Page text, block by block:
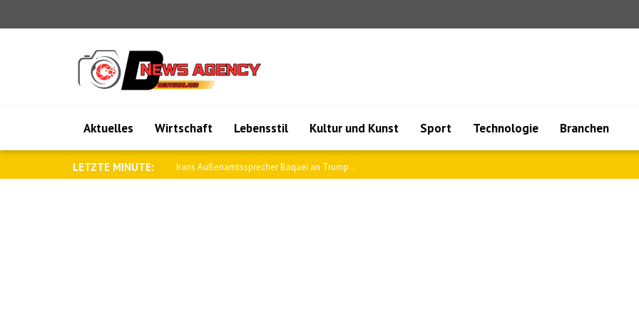
Aktuelles Wirtschaft Lebensstil Kultur und Kunst Sport Technologie Branchen
LETZTE MINUTE: Saar: Wir werden die Beziehungen zu Arge..